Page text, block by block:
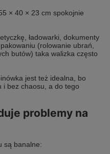
× 40 × 23 cm spokojnie
ładowarki, dokumenty
(rolowanie ubrań,
butów) taka walizka często
jest też idealna, bo
i bez chaosu, a do tego
problemy na
są banalne: